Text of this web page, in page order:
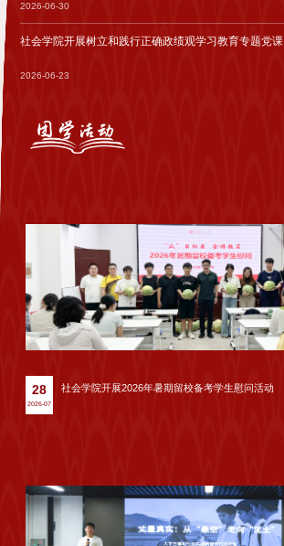
2026-06-30
社会学院开展树立和践行正确政绩观学习教育专题党课
2026-06-23
28
2026-07
社会学院开展2026年暑期留校备考学生慰问活动